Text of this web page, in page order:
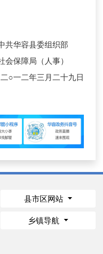
共华容县委组织部
会保障局（人事）
二○一二年三月二十九日
县市区网站
乡镇导航